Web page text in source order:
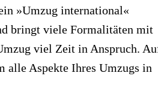
»Umzug international«
bringt viele Formalitäten mit
viel Zeit in Anspruch.
alle Aspekte Ihres Umzugs in
die Endreinigung der alten
wählen Sie aus unserem